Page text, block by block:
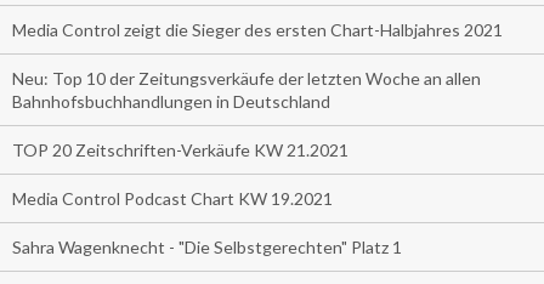
Media Control zeigt die Sieger des ersten Chart-Halbjahres 2021
Neu: Top 10 der Zeitungsverkäufe der letzten Woche an allen
Bahnhofsbuchhandlungen in Deutschland
TOP 20 Zeitschriften-Verkäufe KW 21.2021
Media Control Podcast Chart KW 19.2021
Sahra Wagenknecht - "Die Selbstgerechten" Platz 1